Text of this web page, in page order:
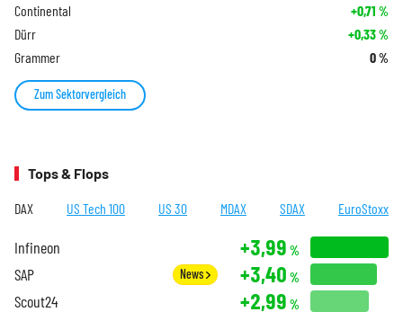
Continental +0,71 %
Dürr +0,33%
Grammer 0%
Zum Sektorvergleich
Tops & Flops
DAX US Tech 100 US 30 MDAX SDAX EuroStoxx
Infineon +3,99 %
SAP News +3,40 %
Scout24 +2,99 %